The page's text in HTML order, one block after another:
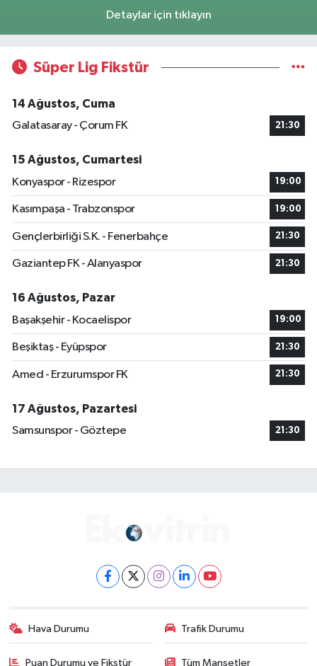
Detaylar için tıklayın
Süper Lig Fikstür
14 Ağustos, Cuma
Galatasaray - Çorum FK
21:30
15 Ağustos, Cumartesi
Konyaspor - Rizespor
19:00
Kasımpaşa - Trabzonspor 19:00
Gençlerbirliği S.K. - Fenerbahçe 21:30
Gaziantep FK - Alanyaspor 21:30
16 Ağustos, Pazar
Başakşehir - Kocaelispor
19:00
Beşiktaş - Eyüpspor 21:30
Amed - Erzurumspor FK 21:30
17 Ağustos, Pazartesi
Samsunspor - Göztepe
21:30
Hava Durumu Trafik Durumu
Puan Durumu ve Fikstür Tüm Manşetler